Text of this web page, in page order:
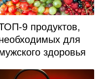
9 продуктов,
для
здоровья